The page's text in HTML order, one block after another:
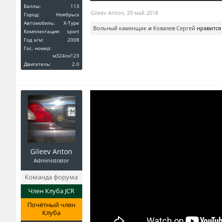
Баллы:
113
Город:
Ноябрьск
Автомобиль:
X-Type
Комплектация:
sport
Год a/м:
2008
Гос. номер:
м324ох123
Двигатель:
2.0
Gileev Anton, 29 май 2018
Вольный каменщики Ковалев Сергей нравится
Gileev Anton
Administrator
Команда форума
Член Клуба JCR
Почётный член
Клуба